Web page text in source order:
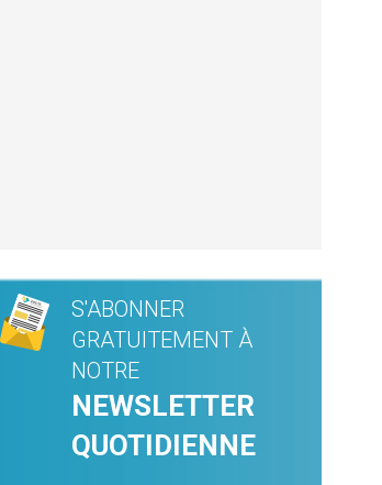
S'ABONNER
GRATUITEMENT À
NOTRE
NEWSLETTER
QUOTIDIENNE